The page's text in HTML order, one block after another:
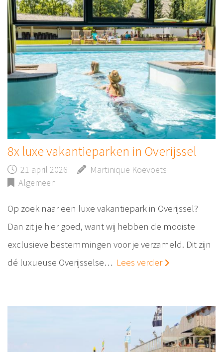
8x luxe vakantieparken in Overijssel
21 april 2026
Martinique Koevoets
Algemeen
Op zoek naar een luxe vakantiepark in Overijssel?
Dan zit je hier goed, want wij hebben de mooiste
exclusieve bestemmingen voor je verzameld. Dit zijn
dé luxueuse Overijsselse… Lees verder